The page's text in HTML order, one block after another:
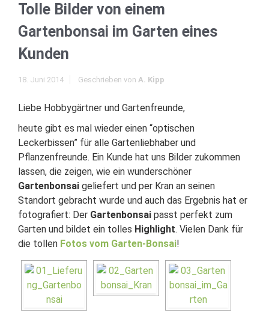
Tolle Bilder von einem
Gartenbonsai im Garten eines
Kunden
18. Juni 2014 Geschrieben von A. Kipp
Liebe Hobbygärtner und Gartenfreunde,
heute gibt es mal wieder einen “optischen
Leckerbissen” für alle Gartenliebhaber und
Pflanzenfreunde. Ein Kunde hat uns Bilder zukommen
lassen, die zeigen, wie ein wunderschöner
Gartenbonsai geliefert und per Kran an seinen
Standort gebracht wurde und auch das Ergebnis hat er
fotografiert: Der Gartenbonsai passt perfekt zum
Garten und bildet ein tolles Highlight. Vielen Dank für
die tollen Fotos vom Garten-Bonsai!